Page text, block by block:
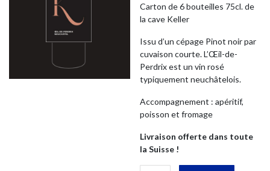
Carton de 6 bouteilles 75cl. de
la cave Keller
Issu d’un cépage Pinot noir par
cuvaison courte. L’Œil-de-
Perdrix est un vin rosé
typiquement neuchâtelois.
Accompagnement : apéritif,
poisson et fromage
Livraison offerte dans toute
la Suisse !